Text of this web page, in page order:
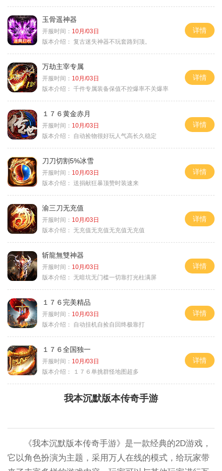
玉骨遥神器
开服时间： 10月/03日
版本介绍： 复古迷失神器不玩套路到顶。
详情
万劫主宰专属
开服时间： 10月/03日
版本介绍： 千件专属装备保值不控爆率不关爆率
详情
１７６黄金赤月
开服时间： 10月/03日
版本介绍：
自动捡物很好玩人气高长久稳定
详情
刀刀切割5%冰雪
开服时间： 10月/03日
版本介绍： 送捐献狂暴顶赞时装速来
详情
渝三刀无充值
开服时间： 10月/03日
版本介绍： 无充值无充值无充值无充值
详情
斩龍無雙神器
开服时间： 10月/03日
版本介绍： 无暗坑无门槛一切靠打光柱满屏
详情
１７６完美精品
开服时间： 10月/03日
版本介绍：
自动挂机自捡自回终极靠打
详情
１７６全国独一
开服时间： 10月/03日
版本介绍：
１７６单挑群怪地图超多
详情
我本沉默版本传奇手游
《我本沉默版本传奇手游》是一款经典的2D游戏，
它以角色扮演为主题，采用万人在线的模式，给玩家带